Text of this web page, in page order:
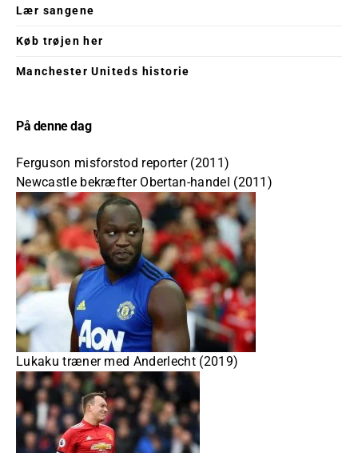
Lær sangene
Køb trøjen her
Manchester Uniteds historie
På denne dag
Ferguson misforstod reporter (2011)
Newcastle bekræfter Obertan-handel (2011)
Lukaku træner med Anderlecht (2019)